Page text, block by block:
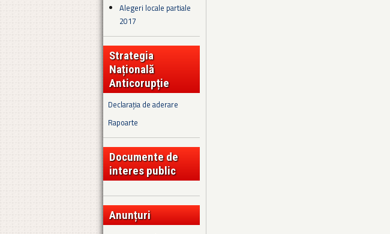
Alegeri locale partiale
2017
Strategia
Națională
Anticorupție
Declarația de aderare
Rapoarte
Documente de
interes public
Anunțuri